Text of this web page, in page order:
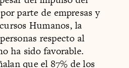
parte de empresas y
Humanos, la
respecto al
ha sido favorable.
que el 87% de los